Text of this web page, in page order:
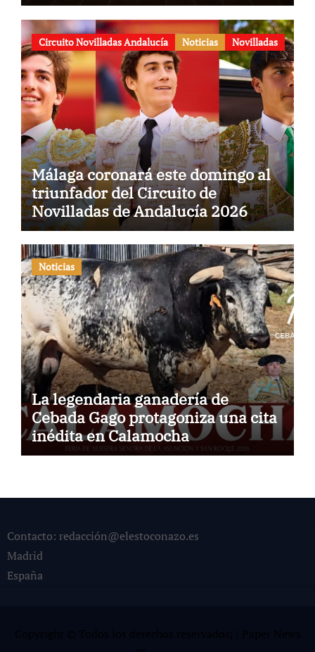
aniversario
Circuito Novilladas Andalucía Noticias Novilladas
Málaga coronará este domingo al
triunfador del Circuito de
Novilladas de Andalucía 2026
Noticias
La legendaria ganadería de
Cebada Gago protagoniza una cita
inédita en Calamocha
Contacto: redacción@elestoconazo.es
Madrid
España